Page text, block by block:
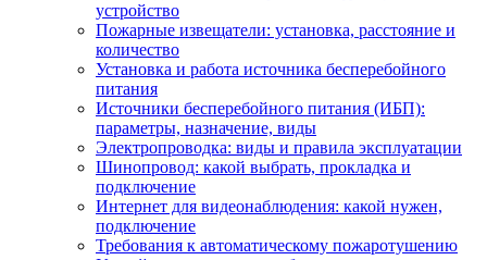
устройство
Пожарные извещатели: установка, расстояние и
количество
Установка и работа источника бесперебойного
питания
Источники бесперебойного питания (ИБП):
параметры, назначение, виды
Электропроводка: виды и правила эксплуатации
Шинопровод: какой выбрать, прокладка и
подключение
Интернет для видеонаблюдения: какой нужен,
подключение
Требования к автоматическому пожаротушению